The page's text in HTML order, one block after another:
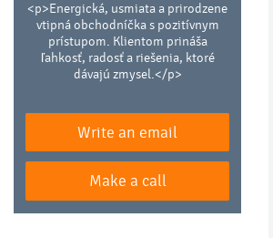
<p>Energická, usmiata a prirodzene
vtipná obchodníčka s pozitívnym
prístupom. Klientom prináša
ľahkosť, radosť a riešenia, ktoré
dávajú zmysel.</p>
Write an email
Make a call